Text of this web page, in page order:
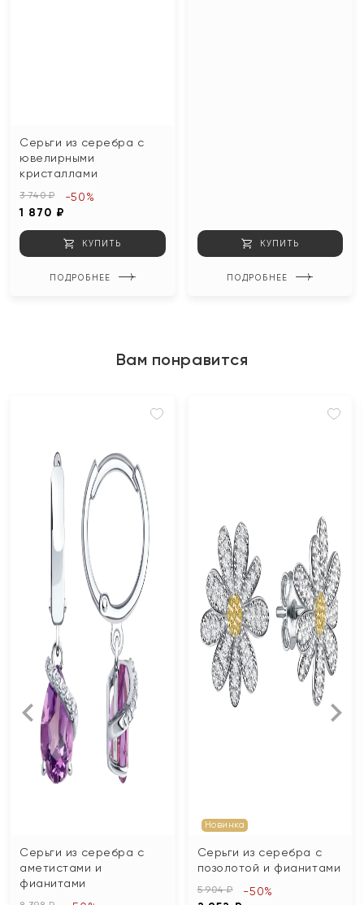
Серьги из серебра с
ювелирными
кристаллами
3 740 ₽
1 870 ₽
-50%
КУПИТЬ
ПОДРОБНЕЕ
КУПИТЬ
ПОДРОБНЕЕ
Вам понравится
Серьги из серебра с
аметистами и
фианитами
Новинка
Серьги из серебра с
позолотой и фианитами
5 904 ₽ -50%